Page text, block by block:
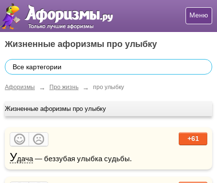
Меню
Жизненные афоризмы про улыбку
Все картегории
Афоризмы → Про жизнь → про улыбку
Жизненные афоризмы про улыбку
+61
Удача — беззубая улыбка судьбы.